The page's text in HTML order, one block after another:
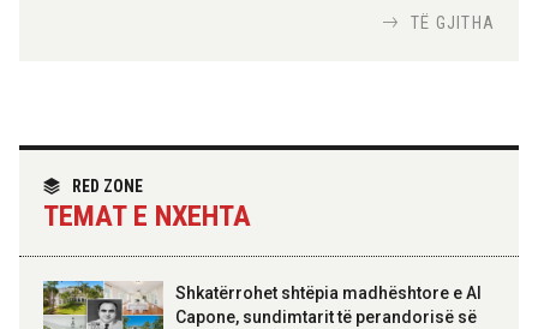
partneritetit strategjik
TË GJITHA
RED ZONE
TEMAT E NXEHTA
Shkatërrohet shtëpia madhështore e Al
Capone, sundimtarit të perandorisë së